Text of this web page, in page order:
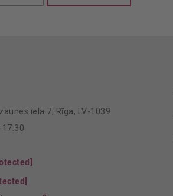
iela 7, Rīga, LV-1039
17.30